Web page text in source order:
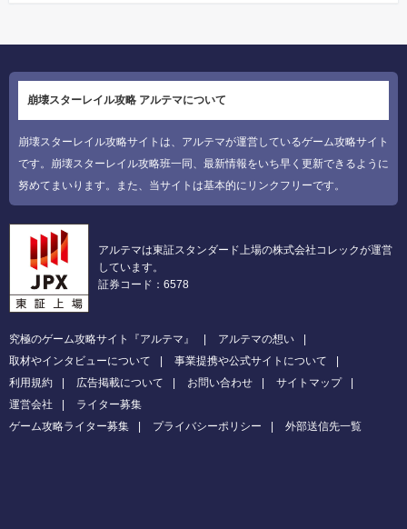
崩壊スターレイル攻略 アルテマについて
崩壊スターレイル攻略サイトは、アルテマが運営しているゲーム攻略サイト
です。崩壊スターレイル攻略班一同、最新情報をいち早く更新できるように
努めてまいります。また、当サイトは基本的にリンクフリーです。
アルテマは東証スタンダード上場の株式会社コレックが運営
しています。
証券コード：6578
究極のゲーム攻略サイト『アルテマ』
アルテマの想い
取材やインタビューについて
事業提携や公式サイトについて
利用規約
広告掲載について お問い合わせ
サイトマップ
運営会社
ライター募集
ゲーム攻略ライター募集
プライバシーポリシー 外部送信先一覧